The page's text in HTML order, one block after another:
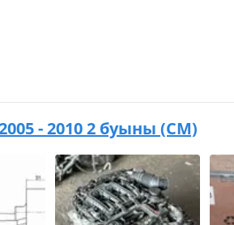
- 2010 2 буыны (CM)